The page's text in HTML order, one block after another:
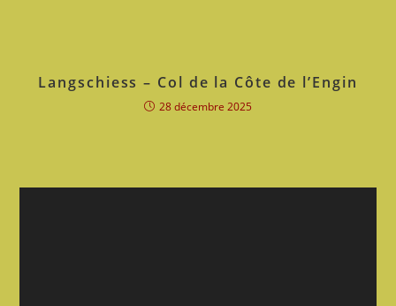
Langschiess – Col de la Côte de l’Engin
28 décembre 2025